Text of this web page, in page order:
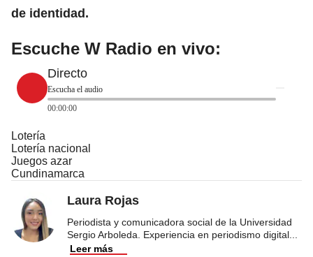
de identidad.
Escuche W Radio en vivo:
Directo
Escucha el audio
00:00:00
Lotería
Lotería nacional
Juegos azar
Cundinamarca
Laura Rojas
Periodista y comunicadora social de la Universidad
Sergio Arboleda. Experiencia en periodismo digital
Leer más